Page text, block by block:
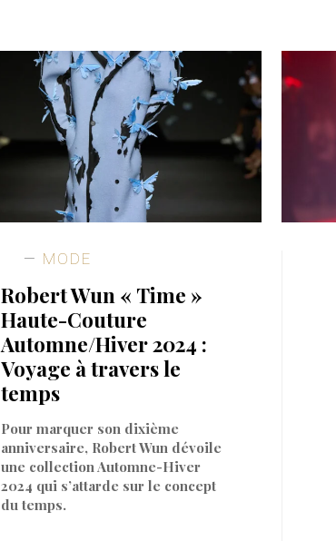
MODE
Robert Wun « Time »
Haute-Couture
Automne/Hiver 2024 :
Voyage à travers le
temps
Pour marquer son dixième
anniversaire, Robert Wun dévoile
une collection Automne-Hiver
2024 qui s’attarde sur le concept
du temps.